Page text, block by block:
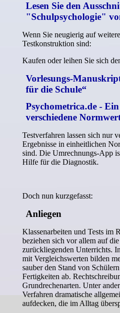
Lesen Sie den
"Schulpsychologie"
Wenn Sie neugierig auf
Testkonstruktion sind:
Kaufen oder leihen Sie sich
Vorlesungs-
für die Schule“
Psychometrica.de -
verschiedene
Testverfahren lassen sich nur
Ergebnisse in einheitlichen
sind. Die Umrechnungs-App
Hilfe für die Diagnostik.
Doch nun kurzgefasst:
Anliegen
Klassenarbeiten und Tests im
beziehen sich vor allem auf
zurückliegenden Unterrichts.
mit Vergleichswerten bilden
sauber den Stand von
Fertigkeiten ab.
Grundrechenarten. Unter
Verfahren dramatische
aufdecken, die im Alltag